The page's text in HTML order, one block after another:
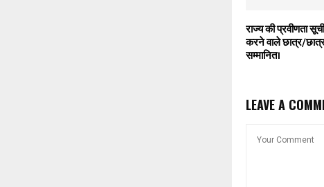
राज्य की प्रवीणता
करने वाले छात्र/
सम्मानित।
LEAVE A